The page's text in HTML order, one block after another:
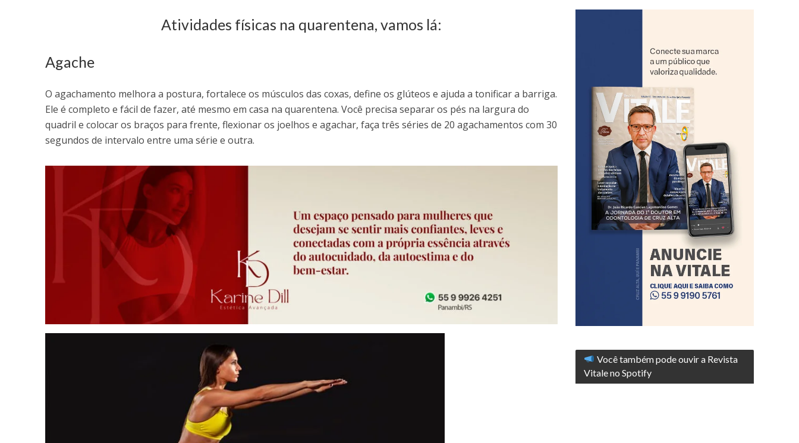
Atividades físicas na quarentena, vamos lá:
Agache
O agachamento melhora a postura, fortalece os músculos das coxas, define os glúteos e ajuda a tonificar a barriga.
Ele é completo e fácil de fazer, até mesmo em casa na quarentena. Você precisa separar os pés na largura do
quadril e colocar os braços para frente, flexionar os joelhos e agachar, faça três séries de 20 agachamentos com 30
segundos de intervalo entre uma série e outra.
Você também pode ouvir a Revista
Vitale no Spotify